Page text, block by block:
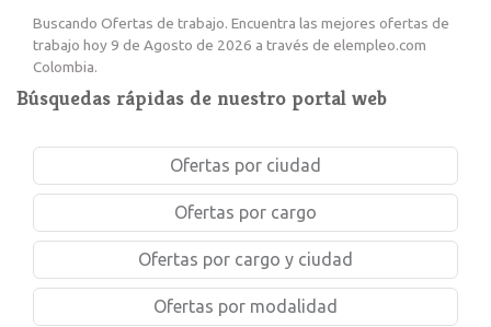
Buscando Ofertas de trabajo. Encuentra las mejores ofertas de
trabajo hoy 9 de Agosto de 2026 a través de elempleo.com
Colombia.
Búsquedas rápidas de nuestro portal web
Ofertas por ciudad
Ofertas por cargo
Ofertas por cargo y ciudad
Ofertas por modalidad